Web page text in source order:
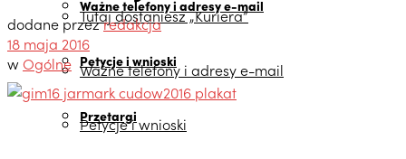
Ważne telefony i adresy e-mail
Petycje i wnioski
Przetargi
Tutaj dostaniesz „Kuriera”
Ważne telefony i adresy e-mail
Petycje i wnioski
dodane przezredakcja
18 maja 2016
wOgólne